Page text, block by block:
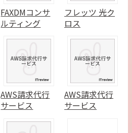
FAXDMコンサ
ルティング
フレッツ 光ク
ロス
AWS請求代行
サービス
AWS請求代行
サービス